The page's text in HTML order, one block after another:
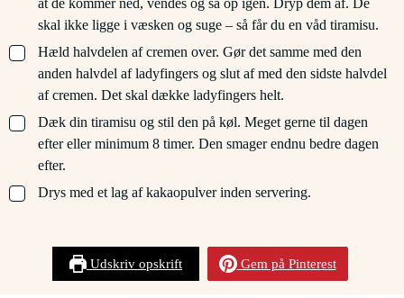
skal ikke ligge i væsken og suge – så får du en våd tiramisu.
▢
Hæld halvdelen af cremen over. Gør det samme med den
anden halvdel af ladyfingers og slut af med den sidste halvdel
af cremen. Det skal dække ladyfingers helt.
▢
Dæk din tiramisu og stil den på køl. Meget gerne til dagen
efter eller minimum 8 timer. Den smager endnu bedre dagen
efter.
▢
Drys med et lag af kakaopulver inden servering.
Udskriv opskrift Gem på Pinterest